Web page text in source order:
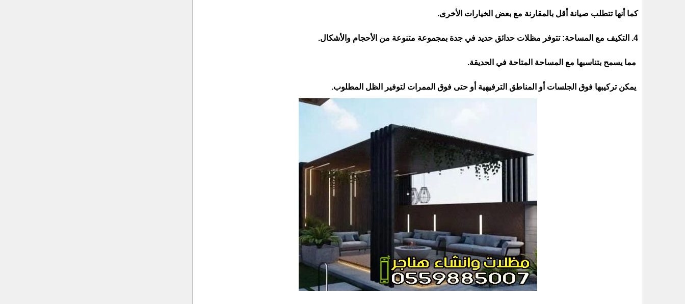
كما أنها تتطلب صيانة أقل بالمقارنة مع بعض الخيارات الأخرى.
4. التكيف مع المساحة: تتوفر مظلات حدائق حديد في جدة بمجموعة متنوعة من الأحجام والأشكال.
مما يسمح بتناسبها مع المساحة المتاحة في الحديقة.
يمكن تركيبها فوق الجلسات أو المناطق الترفيهية أو حتى فوق الممرات لتوفير الظل المطلوب.